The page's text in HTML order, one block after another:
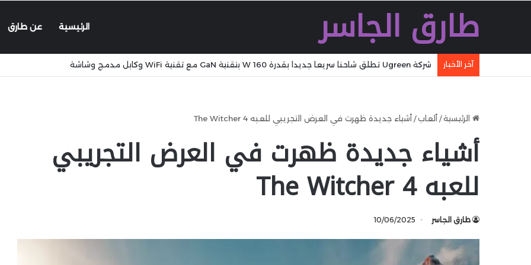
طارق الجاسر الرئيسية عن طارق
آخر الأخبار شركة Ugreen تطلق شاحنا سريعا جديدا بقدرة 160 W بتقنية GaN مع تقنية WiFi وكابل مدمج وشاشة
الرئيسية/ ألعاب/ أشياء جديدة ظهرت في العرض التجريبي للعبه The Witcher 4
أشياء جديدة ظهرت في العرض التجريبي
للعبه The Witcher 4
طارق الجاسر 10/06/2025